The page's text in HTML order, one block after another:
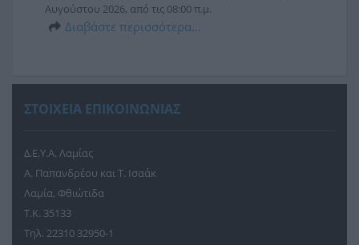
Αυγούστου 2026, από τις 08:00 π.μ.
Διαβάστε περισσότερα…
ΣΤΟΙΧΕΙΑ ΕΠΙΚΟΙΝΩΝΙΑΣ
Δ.Ε.Υ.Α. Λαμίας
Α. Παπανδρέου και Τ. Ισαάκ
Λαμία, Φθιώτιδα
Τ.Κ. 35133
Τηλ. 22310 32950-1